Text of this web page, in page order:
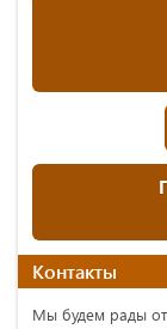
Контакты
Мы будем рады